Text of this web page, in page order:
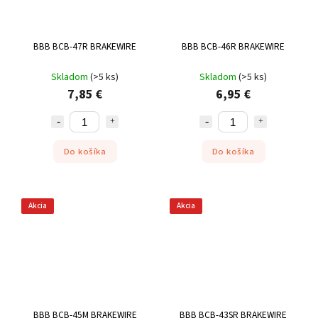
BBB BCB-47R BRAKEWIRE
Skladom (>5 ks)
7,85 €
Do košíka
BBB BCB-46R BRAKEWIRE
Skladom (>5 ks)
6,95 €
Do košíka
Akcia
BBB BCB-45M BRAKEWIRE
Akcia
BBB BCB-43SR BRAKEWIRE